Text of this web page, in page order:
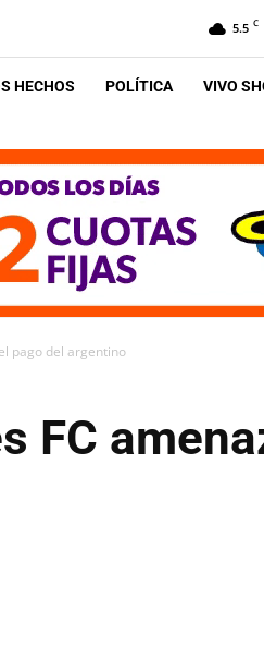
5.5 C
HECHOS POLÍTICA VIVO
pago del argentino
FC